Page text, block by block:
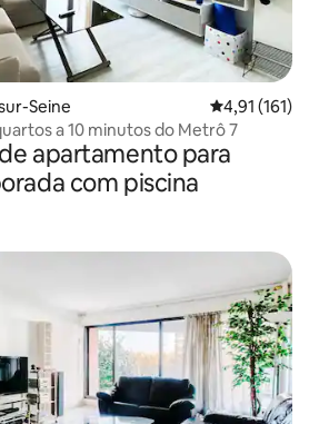
Seine 4,91 de uma
4,91 (161)
a 10 minutos do Metrô 7
apartamento para
com piscina